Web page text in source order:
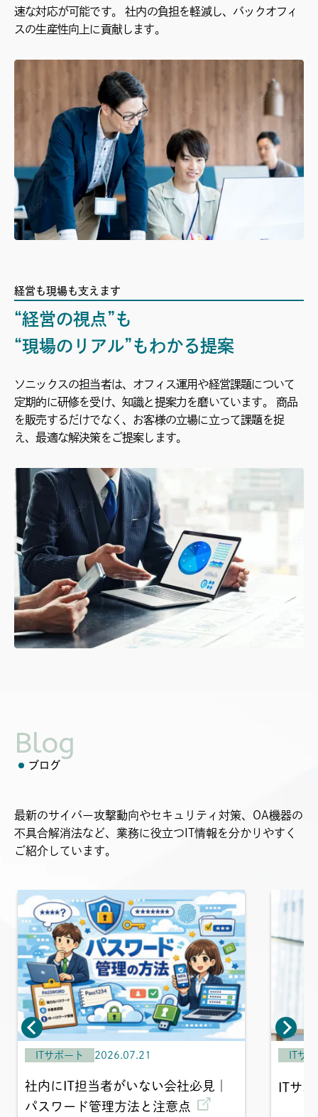
速な対応が可能です。 社内の負担を軽減し、バックオフィ
スの生産性向上に貢献します。
経営も現場も支えます
“経営の視点”も
“現場のリアル”もわかる提案
ソニックスの担当者は、オフィス運用や経営課題について
定期的に研修を受け、知識と提案力を磨いています。 商品
を販売するだけでなく、お客様の立場に立って課題を捉
え、最適な解決策をご提案します。
Blog
ブログ
最新のサイバー攻撃動向やセキュリティ対策、OA機器の
不具合解消法など、業務に役立つIT情報を分かりやすく
ご紹介しています。
ITサポート 2026.07.21
社内にIT担当者がいない会社必見｜
パスワード管理方法と注意点
ITサ
ITサ